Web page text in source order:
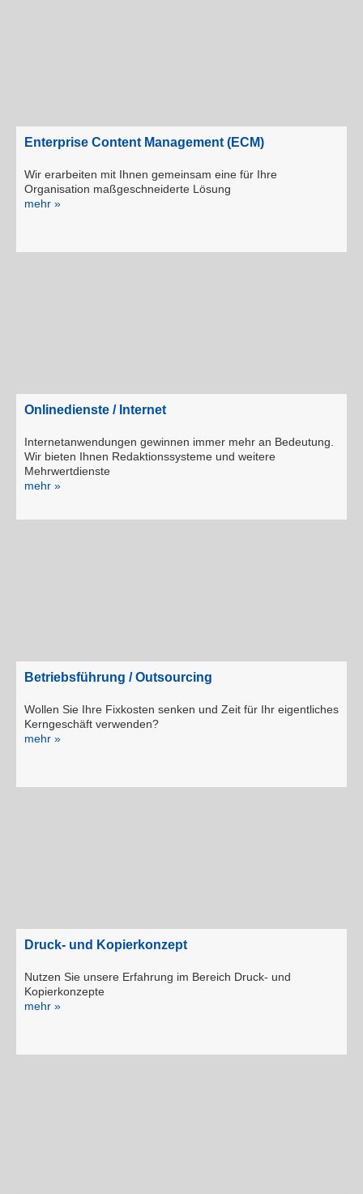
Enterprise Content Management (ECM)
Wir erarbeiten mit Ihnen gemeinsam eine für Ihre
Organisation maßgeschneiderte Lösung
mehr »
Onlinedienste / Internet
Internetanwendungen gewinnen immer mehr an Bedeutung.
Wir bieten Ihnen Redaktionssysteme und weitere
Mehrwertdienste
mehr »
Betriebsführung / Outsourcing
Wollen Sie Ihre Fixkosten senken und Zeit für Ihr eigentliches
Kerngeschäft verwenden?
mehr »
Druck- und Kopierkonzept
Nutzen Sie unsere Erfahrung im Bereich Druck- und
Kopierkonzepte
mehr »